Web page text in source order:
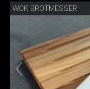
WOK BROTMESSER